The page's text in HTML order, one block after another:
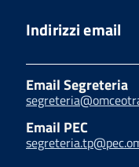
Indirizzi email
Email Segreteria
Email PEC